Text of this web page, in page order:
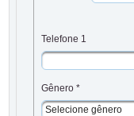
Telefone 1
Gênero *
Selecione gênero